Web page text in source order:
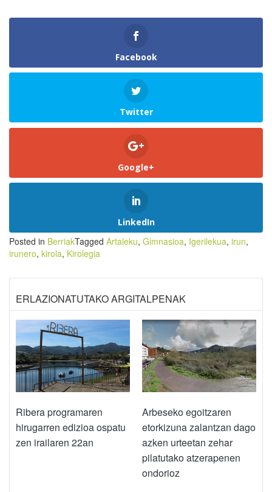
Facebook
Twitter
Google+
LinkedIn
Posted in BerriakTagged Artaleku, Gimnasioa, Igerilekua, irun,
irunero, kirola, Kirolegia
ERLAZIONATUTAKO ARGITALPENAK
Ribera programaren
hirugarren edizioa ospatu
zen irailaren 22an
Arbeseko egoitzaren
etorkizuna zalantzan dago
azken urteetan zehar
pilatutako atzerapenen
ondorioz